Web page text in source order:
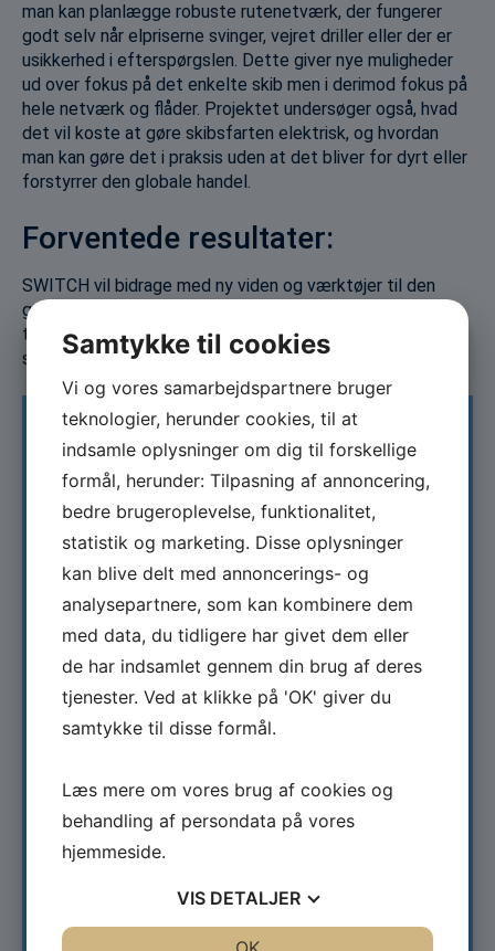
man kan planlægge robuste rutenetværk, der fungerer
godt selv når elpriserne svinger, vejret driller eller der er
usikkerhed i efterspørgslen. Dette giver nye muligheder
ud over fokus på det enkelte skib men i derimod fokus på
hele netværk og flåder. Projektet undersøger også, hvad
det vil koste at gøre skibsfarten elektrisk, og hvordan
man kan gøre det i praksis uden at det bliver for dyrt eller
forstyrrer den globale handel.
Forventede resultater:
SWITCH vil bidrage med ny viden og værktøjer til den
grønne omstilling af skibsfarten – en industri der
transporterer næsten 90 % af verdens varer og derfor
spiller en nøglerolle i den globale klimakamp.
Information
Projektnavn:
Sustainable Network Design: Electrifying
Container Shipping (SWITCH)
Tema:
Maritim Forskning
2025-2027
Kontakt:
DTU Management
Marmorvej 51
Samtykke til cookies
Vi og vores samarbejdspartnere bruger
teknologier, herunder cookies, til at
indsamle oplysninger om dig til forskellige
formål, herunder: Tilpasning af annoncering,
bedre brugeroplevelse, funktionalitet,
statistik og marketing. Disse oplysninger
kan blive delt med annoncerings- og
analysepartnere, som kan kombinere dem
med data, du tidligere har givet dem eller
de har indsamlet gennem din brug af deres
tjenester. Ved at klikke på 'OK' giver du
samtykke til disse formål.
Læs mere om vores brug af cookies og
behandling af persondata på vores
hjemmeside.
VIS DETALJER